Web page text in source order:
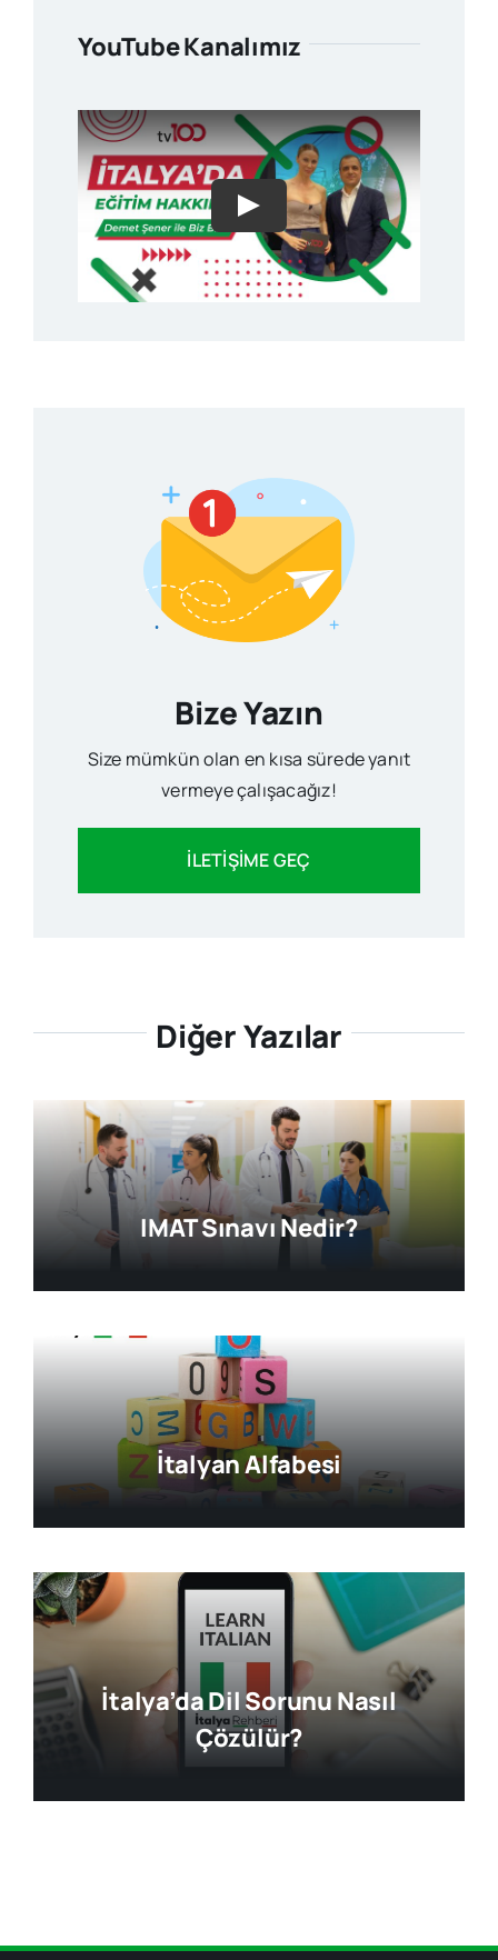
YouTube Kanalımız
Bize Yazın
Size mümkün olan en kısa sürede yanıt
vermeye çalışacağız!
İLETİŞİME GEÇ
Diğer Yazılar
IMAT Sınavı Nedir?
İtalyan Alfabesi
İtalya’da Dil Sorunu Nasıl
Çözülür?